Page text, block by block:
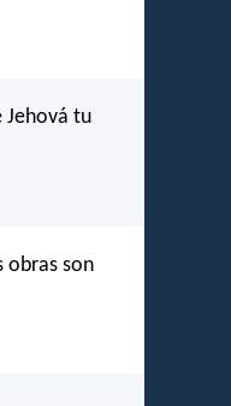
Jehová tu
obras son